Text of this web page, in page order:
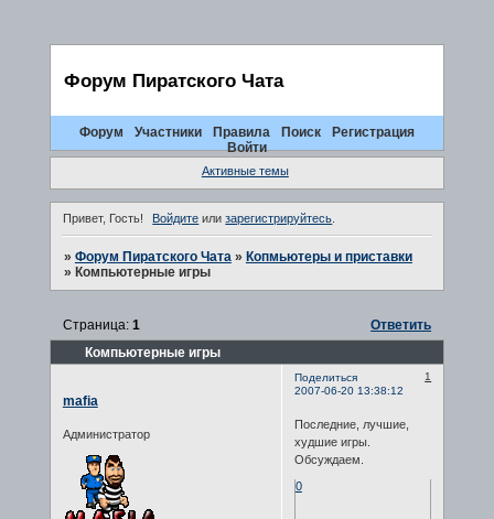
Форум Пиратского Чата
Форум Участники Правила Поиск
Регистрация
Войти
Активные темы
Привет, Гость! Войдите илизарегистрируйтесь.
» Форум Пиратского Чата » Копмьютеры и приставки
» Компьютерные игры
Компьютерные игры
Страница: 1 Ответить
Поделиться
1
2007-06-20 13:38:12
mafia
Администратор
Последние, лучшие,
худшие игры.
Обсуждаем.
0